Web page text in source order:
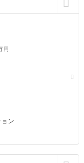
円
ン